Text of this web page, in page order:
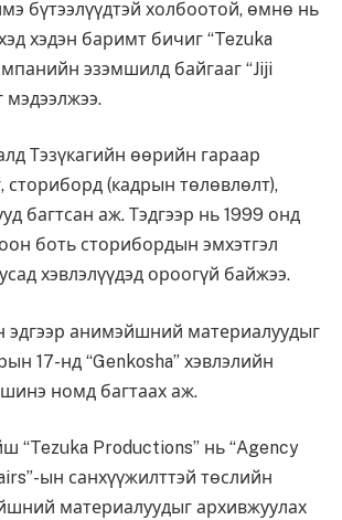
бүтээлүүдтэй холбоотой, өмнө нь
хэдэн баримт бичиг “Tezuka
эзэмшилд байгааг “Jiji
мэдээлжээ.
Тэзүкагийн өөрийн гараар
сториборд (кадрын төлөвлөлт),
багтсан аж. Тэдгээр нь 1999 онд
боть сторибордын эмхэтгэл
хэвлэлүүдэд ороогүй байжээ.
эдгээр анимэйшний материалуудыг
17-нд “Genkosha” хэвлэлийн
шинэ номд багтаах аж.
“Tezuka Productions” нь “Agency
ын санхүүжилттэй төслийн
материалуудыг архивжуулах